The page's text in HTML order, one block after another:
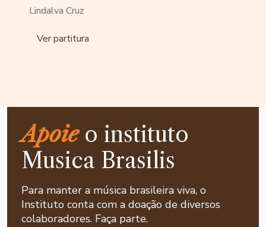
Lindalva Cruz
Ver partitura
Apoieo instituto
Musica Brasilis
Para manter a música brasileira viva, o
Instituto conta com a doação de diversos
colaboradores. Faça parte.